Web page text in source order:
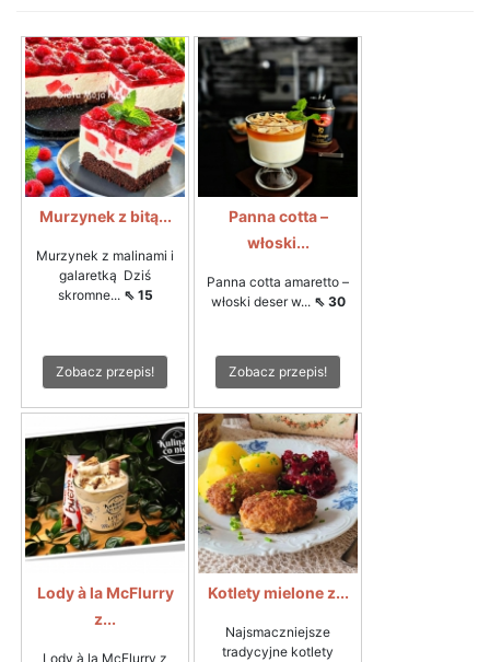
Murzynek z bitą...
Murzynek z malinami i
galaretką Dziś
skromne... ⇖ 15
Zobacz przepis!
Panna cotta –
włoski...
Panna cotta amaretto –
włoski deser w... ⇖ 30
Zobacz przepis!
Lody à la McFlurry
z...
Lody à la McFlurry z
Kotlety mielone z...
Najsmaczniejsze
tradycyjne kotlety